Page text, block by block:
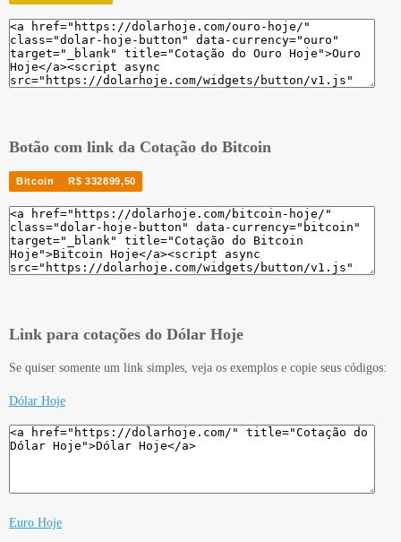
Botão com link da Cotação do Bitcoin
Bitcoin R$ 332899,50
Link para cotações do Dólar Hoje
Se quiser somente um link simples, veja os exemplos e copie seus códigos:
Dólar Hoje
Euro Hoje